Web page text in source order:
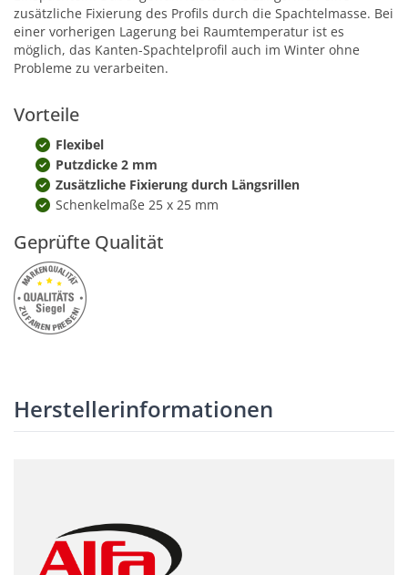
zusätzliche Fixierung des Profils durch die Spachtelmasse. Bei
einer vorherigen Lagerung bei Raumtemperatur ist es
möglich, das Kanten-Spachtelprofil auch im Winter ohne
Probleme zu verarbeiten.
Vorteile
Flexibel
Putzdicke 2 mm
Zusätzliche Fixierung durch Längsrillen
Schenkelmaße 25 x 25 mm
Geprüfte Qualität
Herstellerinformationen